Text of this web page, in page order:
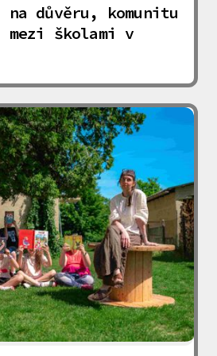
na důvěru, komunitu
školami v